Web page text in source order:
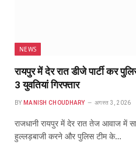
NEWS
रायपुर में देर रात डीजे पार्टी कर
3 युवतियां गिरफ्तार
BY MANISH CHOUDHARY अगस्त 3, 2026
राजधानी रायपुर में देर रात तेज आवाज
हुल्लड़बाजी करने और पुलिस टीम के…